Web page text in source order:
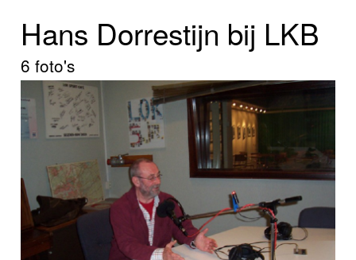
Programma's
Nieuws
Foto's
Video
Webcam
Vacatures
Hans Dorrestijn bij LKB
6 foto's